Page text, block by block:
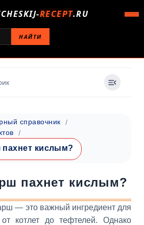
RECEPT.RU
НАЙТИ
справочник
кислым?
пахнет кислым?
— это важный ингредиент для
котлет до тефтелей. Однако